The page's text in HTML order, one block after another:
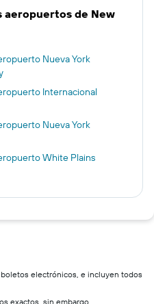
aeropuertos de New
Nueva York
Internacional
Nueva York
White Plains
electrónicos, e incluyen todos
exactos, sin embargo,